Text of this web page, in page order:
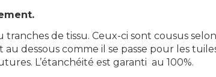
de tissu. Ceux-ci sont cousus
dessous comme il se passe pour les
L’étanchéité est garanti au 100%.